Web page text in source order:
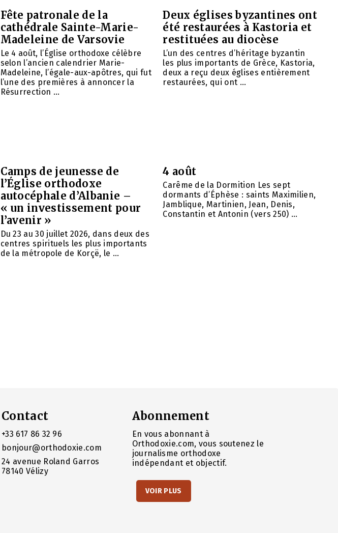
Fête patronale de la
cathédrale Sainte-Marie-
Madeleine de Varsovie
Le 4 août, l’Église orthodoxe célèbre
selon l’ancien calendrier Marie-
Madeleine, l’égale-aux-apôtres, qui fut
l’une des premières à annoncer la
Résurrection ...
Deux églises byzantines ont
été restaurées à Kastoria et
restituées au diocèse
L’un des centres d’héritage byzantin
les plus importants de Grèce, Kastoria,
deux a reçu deux églises entièrement
restaurées, qui ont ...
Camps de jeunesse de
l’Église orthodoxe
autocéphale d’Albanie –
« un investissement pour
l’avenir »
Du 23 au 30 juillet 2026, dans deux des
centres spirituels les plus importants
de la métropole de Korçë, le ...
4 août
Carême de la Dormition Les sept
dormants d’Éphèse : saints Maximilien,
Jamblique, Martinien, Jean, Denis,
Constantin et Antonin (vers 250) ...
Contact
+33 617 86 32 96
bonjour@orthodoxie.com
24 avenue Roland Garros
78140 Vélizy
Abonnement
En vous abonnant à
Orthodoxie.com, vous soutenez le
journalisme orthodoxe
indépendant et objectif.
VOIR PLUS